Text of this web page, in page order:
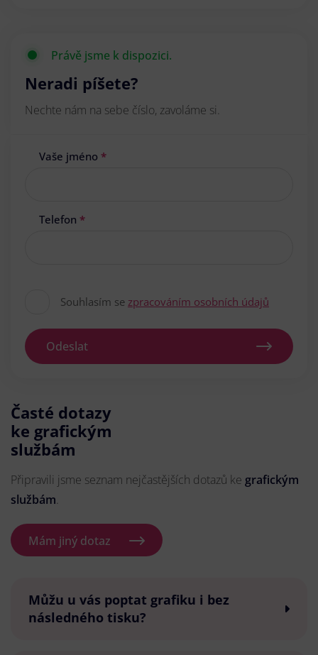
Právě jsme k dispozici.
Neradi píšete?
Nechte nám na sebe číslo, zavoláme si.
Vaše jméno *
Telefon *
Souhlasím se zpracováním osobních údajů
Odeslat
Časté dotazy
ke grafickým
službám
Připravili jsme seznam nejčastějších dotazů ke grafickým
službám.
Mám jiný dotaz
Můžu u vás poptat grafiku i bez
následného tisku?